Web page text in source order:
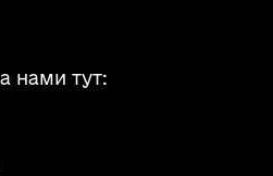
нами тут: